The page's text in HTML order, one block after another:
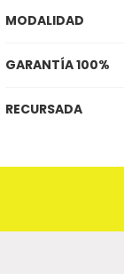
MODALIDAD
GARANTÍA 100%
RECURSADA